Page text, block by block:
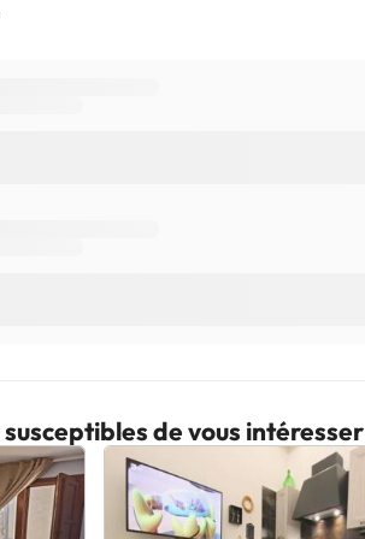
de vous intéresser